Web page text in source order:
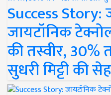
Success
जायटॉनिक
की तस्वीर,
सुधरी मिट्टी की